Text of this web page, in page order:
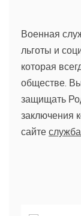
Военная
льготы и
которая
обществе.
защищать
заключения
сайте